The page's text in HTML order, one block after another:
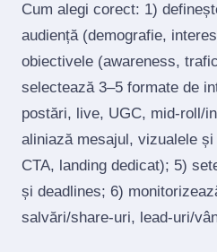
Cum alegi corect: 1)
audiență (demografie,
obiectivele (awareness,
selectează 3–5 formate de
postări, live, UGC, mid‑roll/
aliniază mesajul, vizualele
CTA, landing dedicat); 5)
și deadlines; 6)
salvări/share‑uri, lead‑uri/